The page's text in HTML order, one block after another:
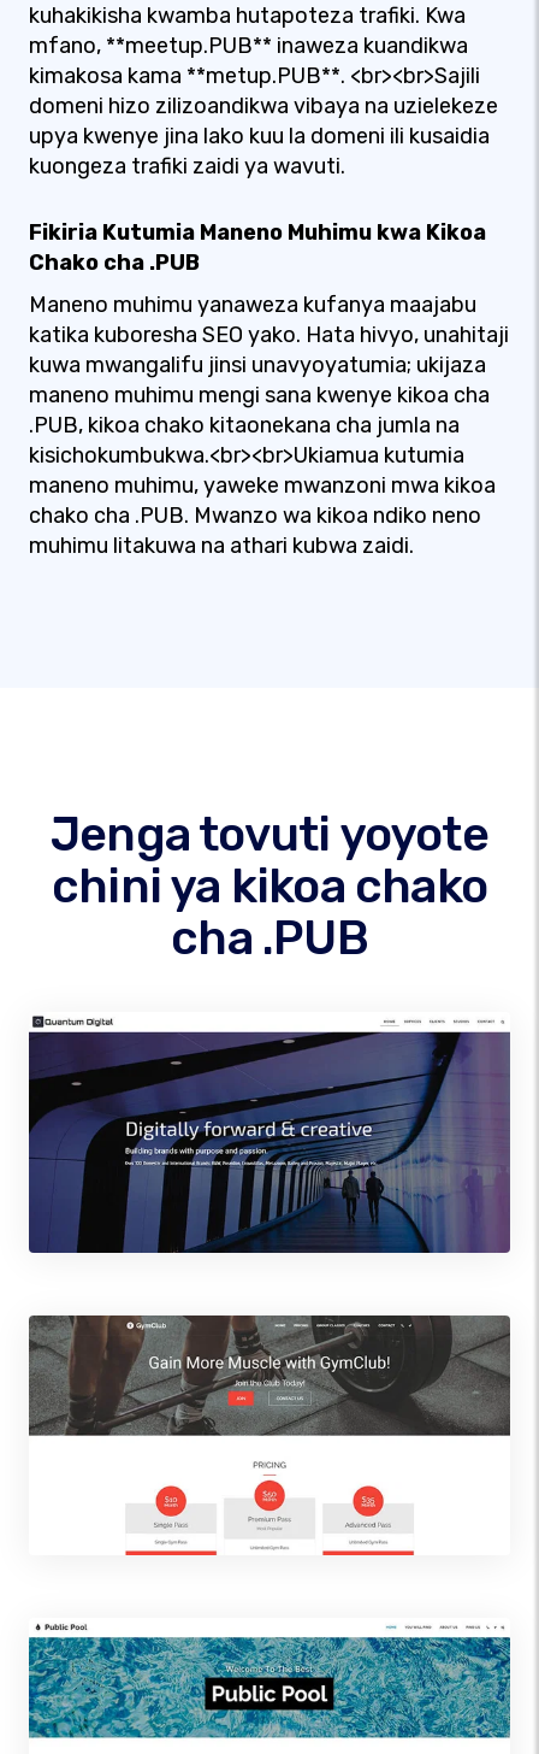
kuhakikisha kwamba hutapoteza trafiki. Kwa
mfano, **meetup.PUB** inaweza kuandikwa
kimakosa kama **metup.PUB**. <br><br>Sajili
domeni hizo zilizoandikwa vibaya na uzielekeze
upya kwenye jina lako kuu la domeni ili kusaidia
kuongeza trafiki zaidi ya wavuti.
Fikiria Kutumia Maneno Muhimu kwa Kikoa
Chako cha .PUB
Maneno muhimu yanaweza kufanya maajabu
katika kuboresha SEO yako. Hata hivyo, unahitaji
kuwa mwangalifu jinsi unavyoyatumia; ukijaza
maneno muhimu mengi sana kwenye kikoa cha
.PUB, kikoa chako kitaonekana cha jumla na
kisichokumbukwa.<br><br>Ukiamua kutumia
maneno muhimu, yaweke mwanzoni mwa kikoa
chako cha .PUB. Mwanzo wa kikoa ndiko neno
muhimu litakuwa na athari kubwa zaidi.
Jenga tovuti yoyote
chini ya kikoa chako
cha .PUB